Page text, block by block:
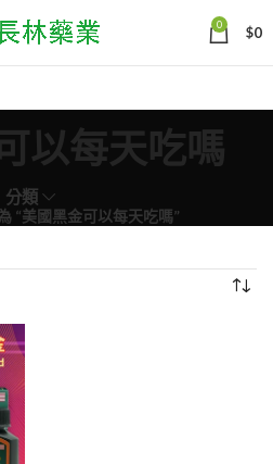
0 $0
以每天吃嗎
分類
“美國黑金可以每天吃嗎”